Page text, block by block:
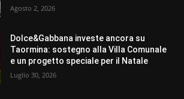
Agosto 2, 2026
Dolce&Gabbana investe ancora su
Taormina: sostegno alla Villa Comunale
e un progetto speciale per il Natale
Luglio 30, 2026